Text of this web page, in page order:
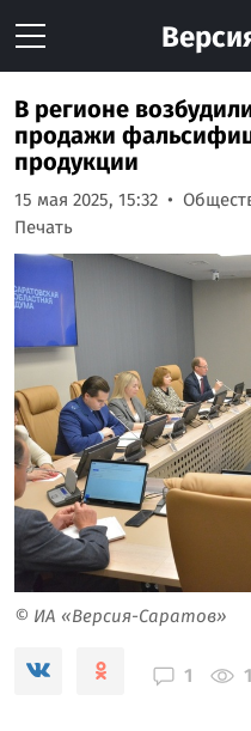
В регионе
продажи
продукции
15 мая 2025, 15:32
Печать
© ИА «Версия-Саратов»
1